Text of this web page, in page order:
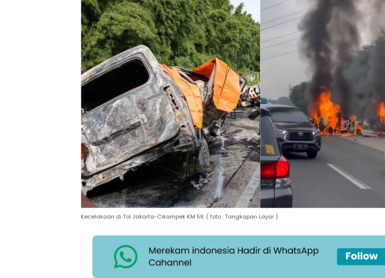
Kecelakaan di Tol Jakarta-Cikampek KM 58. ( foto : Tangkapan Layar )